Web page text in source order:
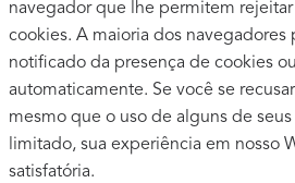
navegador que lhe permitem
cookies. A maioria dos navegadores
notificado da presença de cookies
automaticamente. Se você se
mesmo que o uso de alguns de seus
limitado, sua experiência em nosso
satisfatória.